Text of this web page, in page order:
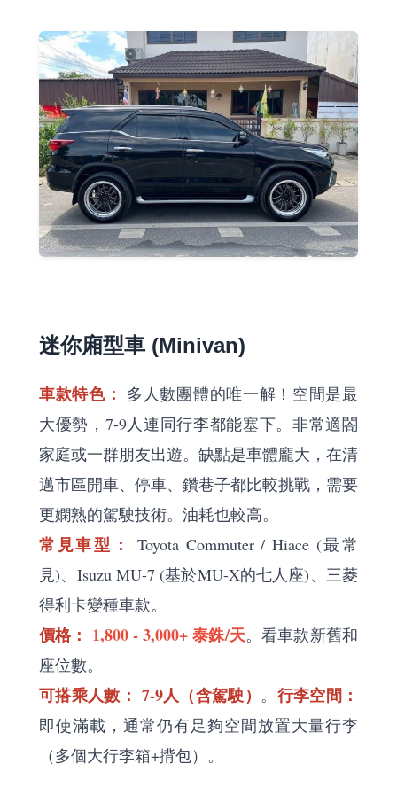
迷你廂型車 (Minivan)
車款特色： 多人數團體的唯一解！空間是最
大優勢，7-9人連同行李都能塞下。非常適閤
家庭或一群朋友出遊。缺點是車體龐大，在清
邁市區開車、停車、鑽巷子都比較挑戰，需要
更嫻熟的駕駛技術。油耗也較高。
常見車型：
Toyota Commuter / Hiace (最常
見)、Isuzu MU-7 (基於MU-X的七人座)、三菱
得利卡變種車款。
價格： 1,800 - 3,000+ 泰銖/天。看車款新舊和
座位數。
可搭乘人數： 7-9人（含駕駛） 。 行李空間：
即使滿載，通常仍有足夠空間放置大量行李
（多個大行李箱+揹包）。